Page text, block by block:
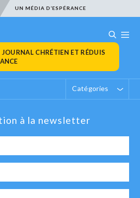
UN MÉDIA D’ESPÉRANCE
CHRÉTIEN ET RÉDUIS
Catégories
à la newsletter